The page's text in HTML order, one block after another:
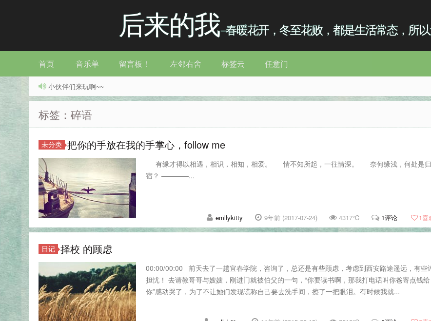
后来的我–春暖花开，冬至花败，都是生活常态，所
首页 音乐单 留言板！ 左邻右舍 标签云 任意门
小伙伴们来玩啊~~
标签：碎语
未分类 把你的手放在我的手掌心，follow me
有缘才得以相遇，相识，相知，相爱。 情不知所起，一往情深。 奈何缘浅，何处是归
宿？ ————...
emllykitty 9年前 (2017-07-24) 4317℃ 1评论 1喜
日记 择校 的顾虑
00:00/00:00 前天去了一趟宜春学院，咨询了，总还是有些顾虑，考虑到西安路途遥远，有些
担忧！ 去请教哥哥与嫂嫂，刚进门就被伯父的一句，“你要读书啊，那我打电话叫你爸寄点钱给
你”感动哭了，为了不让她们发现谎称自己要去洗手间，擦了一把眼泪。有时候我就...